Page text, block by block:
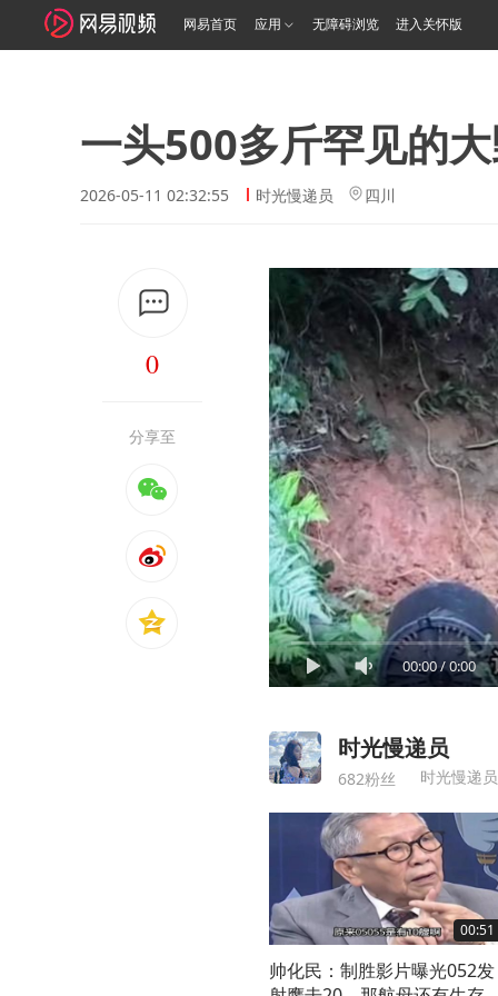
网易首页 应用 无障碍浏览 进入关怀版
一头500多斤罕见的
2026-05-11 02:32:55 时光慢递员 四川
0
分享至
00:00/0:00
时光慢递员
682粉丝 时光慢递员
00:51
帅化民：制胜影片曝光052发